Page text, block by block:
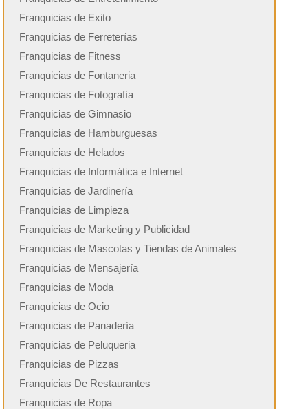
Franquicias de Exito
Franquicias de Ferreterías
Franquicias de Fitness
Franquicias de Fontaneria
Franquicias de Fotografía
Franquicias de Gimnasio
Franquicias de Hamburguesas
Franquicias de Helados
Franquicias de Informática e Internet
Franquicias de Jardinería
Franquicias de Limpieza
Franquicias de Marketing y Publicidad
Franquicias de Mascotas y Tiendas de Animales
Franquicias de Mensajería
Franquicias de Moda
Franquicias de Ocio
Franquicias de Panadería
Franquicias de Peluqueria
Franquicias de Pizzas
Franquicias De Restaurantes
Franquicias de Ropa